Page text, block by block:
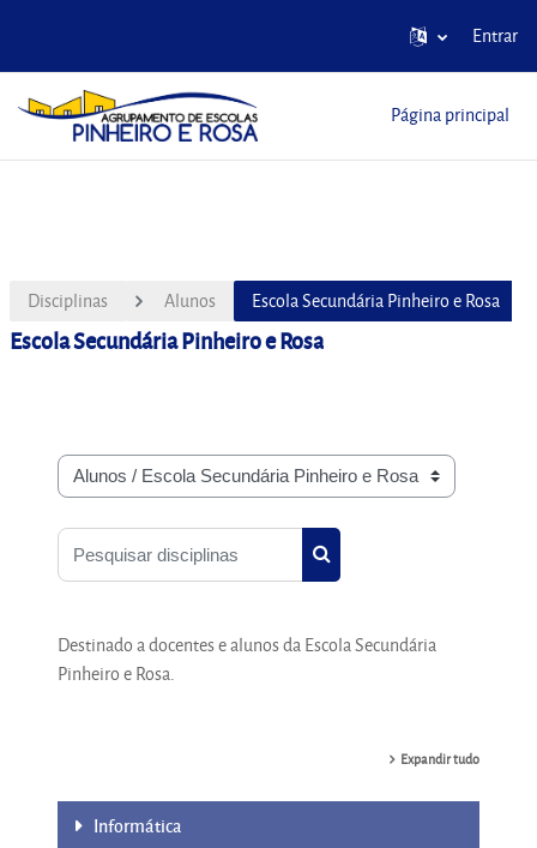
Ir para o conteúdo principal
Entrar
Página principal
Disciplinas Alunos Escola Secundária Pinheiro e Rosa
Escola Secundária Pinheiro e Rosa
Categorias de disciplinas
Pesquisar disciplinas
Pesquisar disciplinas
Destinado a docentes e alunos da Escola Secundária
Pinheiro e Rosa.
Expandir tudo
Informática